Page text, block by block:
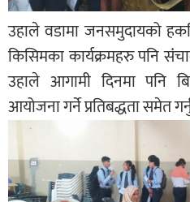
उहाले वडामा जनसमुदायको
किसिमका कार्यक्रमहरु पनि
उहाले आगामी दिनमा पनि
आयोजना गर्ने प्रतिबद्धता समेत